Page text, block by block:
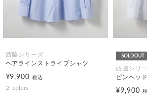
西脇シリーズ
ヘアラインストライプシャツ
¥9,900税込
2 colors
SOLDOUT
西脇シリ
ピンヘッ
¥9,900